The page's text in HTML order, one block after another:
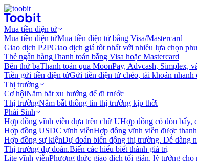
Mua tiền điện tử
Mua tiền điện tửMua tiền điện tử bằng Visa/Mastercard
Giao dịch P2PGiao dịch giá tốt nhất với nhiều lựa chọn
Thẻ ngân hàngThanh toán bằng Visa hoặc Mastercard
Bên thứ baThanh toán qua MoonPay, Advcash, Simplex,
Tiền gửi tiền điện tửGửi tiền điện tử chéo, tài khoản nhanh
Thị trường
Cơ hộiNắm bắt xu hướng để đi trước
Thị trườngNắm bắt thông tin thị trường kịp thời
Phái Sinh
Hợp đồng vĩnh viễn dựa trên chữ UHợp đồng có đòn bẩy,
Hợp đồng USDC vĩnh viễnHợp đồng vĩnh viễn được
Hợp đồng sự kiệnDự đoán biến động thị trường. Dễ dàng
Thị trường dự đoán.Biến các hiểu biết thành giá trị
Lite vĩnh viễnPhương thức giao dịch tối giản, lý tưởng cho